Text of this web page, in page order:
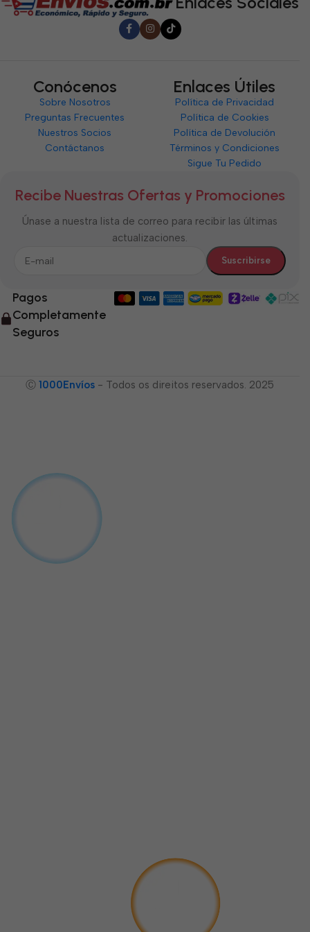
Conócenos
Sobre Nosotros
Preguntas Frecuentes
Nuestros Socios
Contáctanos
Enlaces Útiles
Política de Privacidad
Política de Cookies
Política de Devolución
Términos y Condiciones
Sigue Tu Pedido
Recibe Nuestras Ofertas y Promociones
Únase a nuestra lista de correo para recibir las últimas
actualizaciones.
Pagos
Completamente
Seguros
Ⓒ 1000Envíos - Todos os direitos reservados. 2025